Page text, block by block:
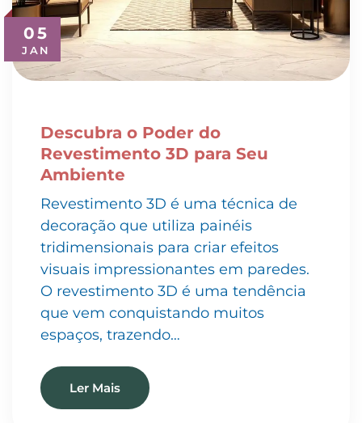
05
JAN
Descubra o Poder do
Revestimento 3D para Seu
Ambiente
Revestimento 3D é uma técnica de
decoração que utiliza painéis
tridimensionais para criar efeitos
visuais impressionantes em paredes.
O revestimento 3D é uma tendência
que vem conquistando muitos
espaços, trazendo…
Ler Mais